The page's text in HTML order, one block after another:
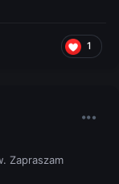
1
Zapraszam